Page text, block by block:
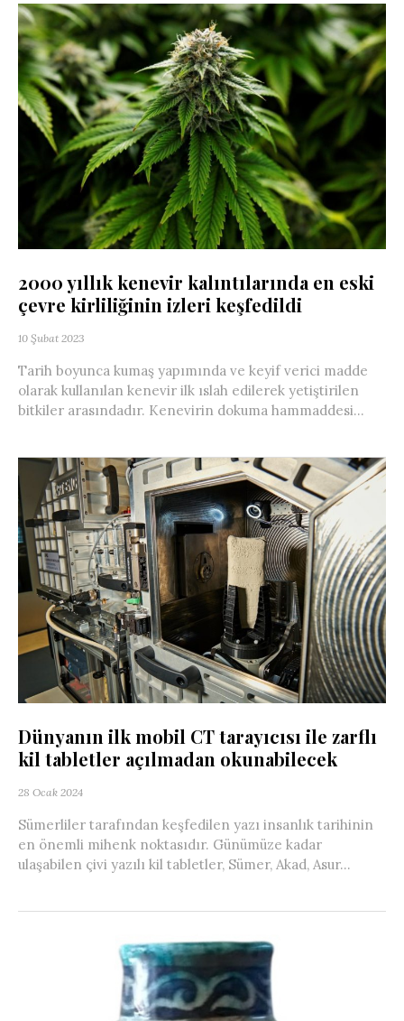
2000 yıllık kenevir kalıntılarında en eski
çevre kirliliğinin izleri keşfedildi
10 Şubat 2023
Tarih boyunca kumaş yapımında ve keyif verici madde
olarak kullanılan kenevir ilk ıslah edilerek yetiştirilen
bitkiler arasındadır. Kenevirin dokuma hammaddesi...
Dünyanın ilk mobil CT tarayıcısı ile zarflı
kil tabletler açılmadan okunabilecek
28 Ocak 2024
Sümerliler tarafından keşfedilen yazı insanlık tarihinin
en önemli mihenk noktasıdır. Günümüze kadar
ulaşabilen çivi yazılı kil tabletler, Sümer, Akad, Asur...